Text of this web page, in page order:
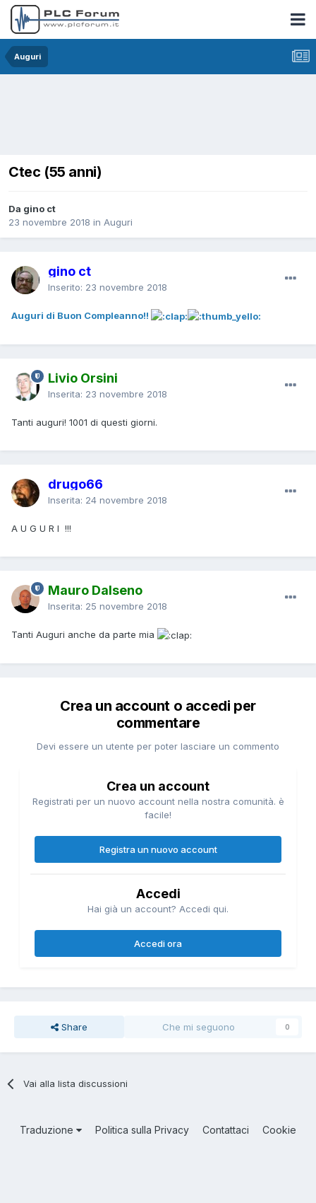
Auguri
Ctec (55 anni)
Da gino ct
23 novembre 2018 in Auguri
gino ct
Inserito: 23 novembre 2018
Auguri di Buon Compleanno!!
Livio Orsini
Inserita: 23 novembre 2018
Tanti auguri! 1001 di questi giorni.
drugo66
Inserita: 24 novembre 2018
A U G U R I !!!
Mauro Dalseno
Inserita: 25 novembre 2018
Tanti Auguri anche da parte mia
Crea un account o accedi per
commentare
Devi essere un utente per poter lasciare un commento
Crea un account
Registrati per un nuovo account nella nostra comunità. è
facile!
Registra un nuovo account
Accedi
Hai già un account? Accedi qui.
Accedi ora
Share Che mi seguono 0
Vai alla lista discussioni
Traduzione Politica sulla Privacy Contattaci Cookie